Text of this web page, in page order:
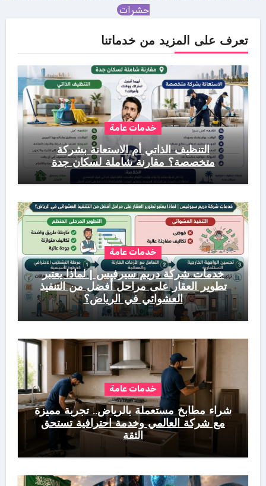
حشرات
تعرف على المزيد من خدماتنا
خدمات عامة
التنظيف الذاتي أم الاستعانة بشركة
متخصصة؟ مقارنة شاملة لسكان جدة
خدمات عامة
خدمات شركة دريم سيرفيس | لماذا يعتبر
تطوير العقار على مراحل أفضل من التنفيذ
العشوائي في الرياض؟
خدمات عامة
شراء مطابخ مستعملة بالرياض.. تجربة مميزة
مع شركة العالمي وخدمة احترافية تستحق
الثقة